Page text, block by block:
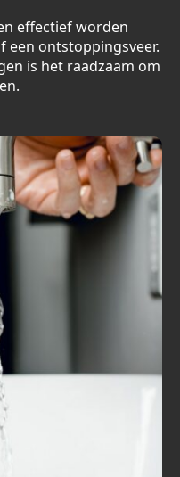
effectief worden
een ontstoppingsveer.
is het raadzaam om